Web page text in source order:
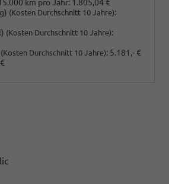
km pro Jahr: 1.805,04 €
(Kosten Durchschnitt 10 Jahre):
(Kosten Durchschnitt 10 Jahre):
(Kosten Durchschnitt 10 Jahre): 5.181,- €